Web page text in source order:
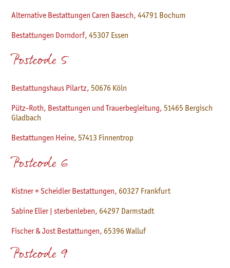
Alternative Bestattungen Caren Baesch, 44791 Bochum
Bestattungen Dorndorf, 45307 Essen
Postcode 5
Bestattungshaus Pilartz, 50676 Köln
Pütz-Roth, Bestattungen und Trauerbegleitung, 51465 Bergisch
Gladbach
Bestattungen Heine, 57413 Finnentrop
Postcode 6
Kistner + Scheidler Bestattungen, 60327 Frankfurt
Sabine Eller | sterbenleben, 64297 Darmstadt
Fischer & Jost Bestattungen, 65396 Walluf
Postcode 9